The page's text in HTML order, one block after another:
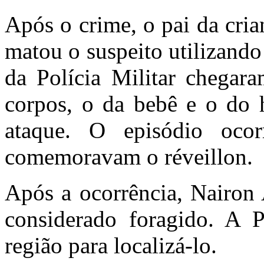
Após o crime, o pai da
matou o suspeito
da Polícia Militar
corpos, o da bebê e o do
ataque. O episódio
comemoravam o réveillon.
Após a ocorrência,
considerado foragido. A
região para localizá-lo.